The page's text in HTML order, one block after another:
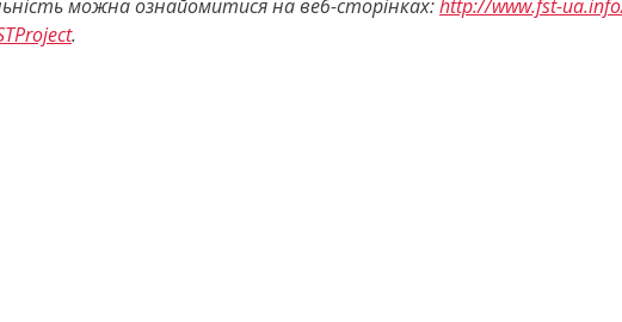
можна ознайомитися на веб-сторінках:http://www.fst-
.